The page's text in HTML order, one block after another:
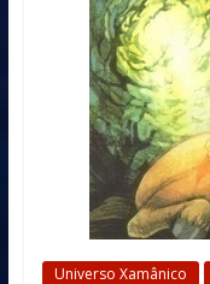
Universo Xamânico